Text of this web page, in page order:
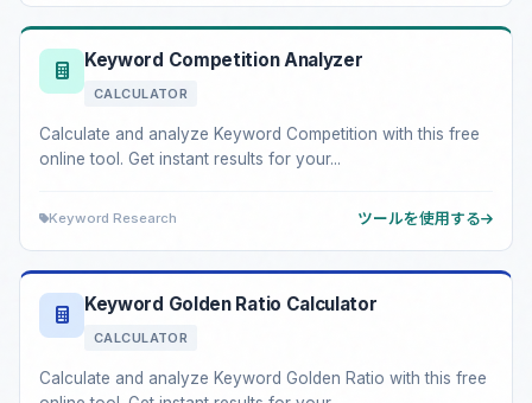
Keyword Competition Analyzer
CALCULATOR
Calculate and analyze Keyword Competition with this free
online tool. Get instant results for your...
Keyword Research ツールを使用する
Keyword Golden Ratio Calculator
CALCULATOR
Calculate and analyze Keyword Golden Ratio with this free